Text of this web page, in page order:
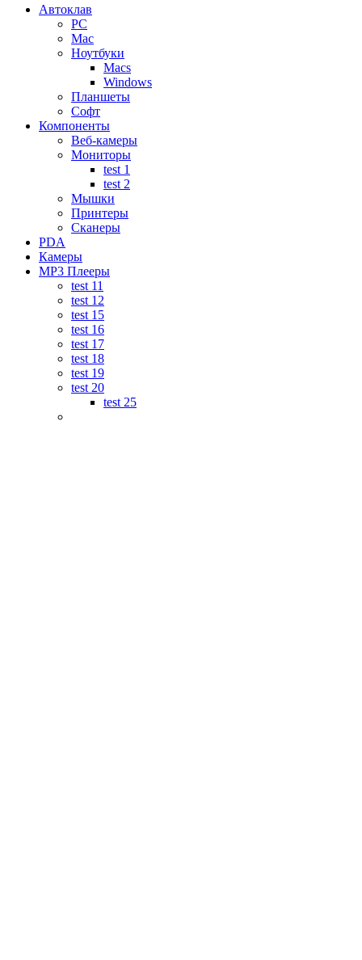
Автоклав
PC
Mac
Ноутбуки
Macs
Windows
Планшеты
Софт
Компоненты
Веб-камеры
Мониторы
test 1
test 2
Мышки
Принтеры
Сканеры
PDA
Камеры
MP3 Плееры
test 11
test 12
test 15
test 16
test 17
test 18
test 19
test 20
test 25